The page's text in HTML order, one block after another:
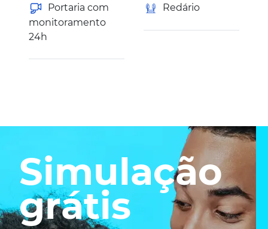
Portaria com
monitoramento
24h
Redário
Simulação
grátis